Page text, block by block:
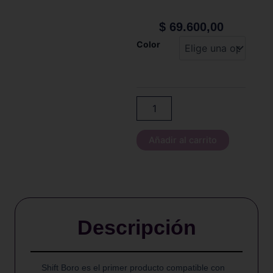
$69.600,00
Color
Vaperz
cantidad
Descripción
Shift Boro es el primer producto compatible con